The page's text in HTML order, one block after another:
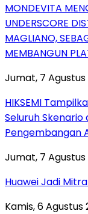
MONDEVITA
UNDERSCORE
MAGLIANO,
MEMBANGUN
Jumat, 7 Agustus
HIKSEMI
Seluruh Skenario
Pengembangan
Jumat, 7
Huawei Jadi
Kamis, 6 Agustus